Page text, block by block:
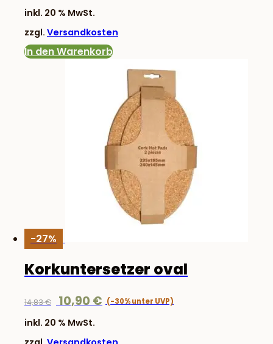
war:
9,83 €
inkl. 20 % MwSt.
zzgl. Versandkosten
In den Warenkorb
-27%
Korkuntersetzer oval
14,83€
Ursprünglicher
war:
10,90 €
inkl. 20 % MwSt.